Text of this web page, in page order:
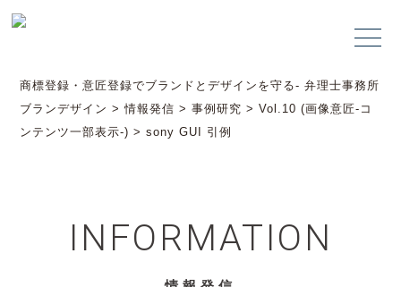
商標登録・意匠登録でブランドとデザインを守る- 弁理士事務所
ブランデザイン >情報発信 >事例研究 >Vol.10 (画像意匠-コ
ンテンツ一部表示-) >sony GUI 引例
INFORMATION